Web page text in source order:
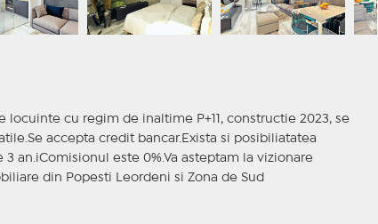
cu regim de inaltime P+11, constructie 2023, se
accepta credit bancar.Exista si posibiliatatea
an.iComisionul este 0%.Va asteptam la vizionare
din Popesti Leordeni si Zona de Sud